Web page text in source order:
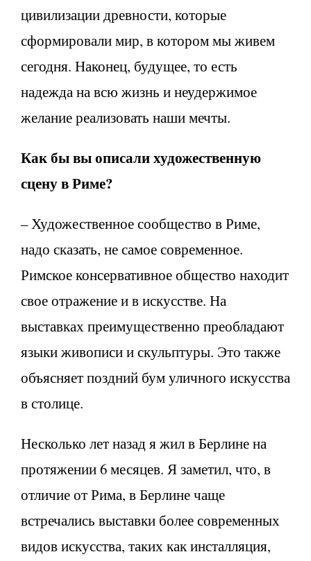
цивилизации древности, которые
сформировали мир, в котором мы живем
сегодня. Наконец, будущее, то есть
надежда на всю жизнь и неудержимое
желание реализовать наши мечты.
Как бы вы описали художественную
сцену в Риме?
– Художественное сообщество в Риме,
надо сказать, не самое современное.
Римское консервативное общество находит
свое отражение и в искусстве. На
выставках преимущественно преобладают
языки живописи и скульптуры. Это также
объясняет поздний бум уличного искусства
в столице.
Несколько лет назад я жил в Берлине на
протяжении 6 месяцев. Я заметил, что, в
отличие от Рима, в Берлине чаще
встречались выставки более современных
видов искусства, таких как инсталляция,